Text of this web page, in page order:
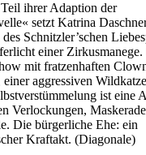
ihrer Adaption der
setzt Katrina
Schnitzler’schen
einer
mit fratzenhaften
aggressiven
ist eine
Verlockungen,
Die bürgerliche Ehe: ein
Kraftakt. (Diagonale)